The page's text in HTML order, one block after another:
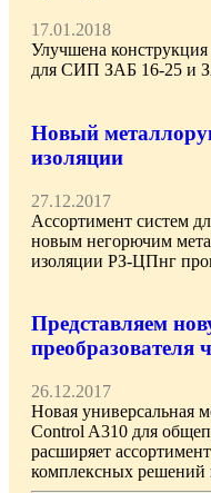
17.01.2018
Улучшена
для СИП ЗАБ 16-25 и
Новый
изоляции
27.12.2017
Ассортимент систем
новым негорючим
изоляции РЗ-ЦПнг
Представляем
преобразователя
26.12.2017
Новая универсальная
Control A310 для
расширяет
комплексных решений